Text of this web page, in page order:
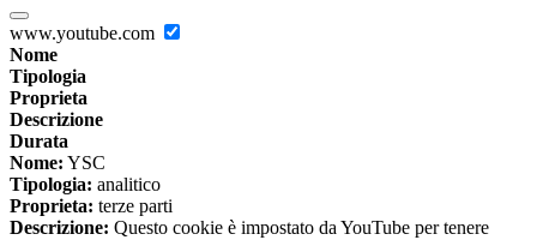
www.youtube.com
Nome
Tipologia
Proprieta
Descrizione
Durata
Nome: YSC
Tipologia: analitico
Proprieta: terze parti
Descrizione: Questo cookie è impostato da YouTube per tenere